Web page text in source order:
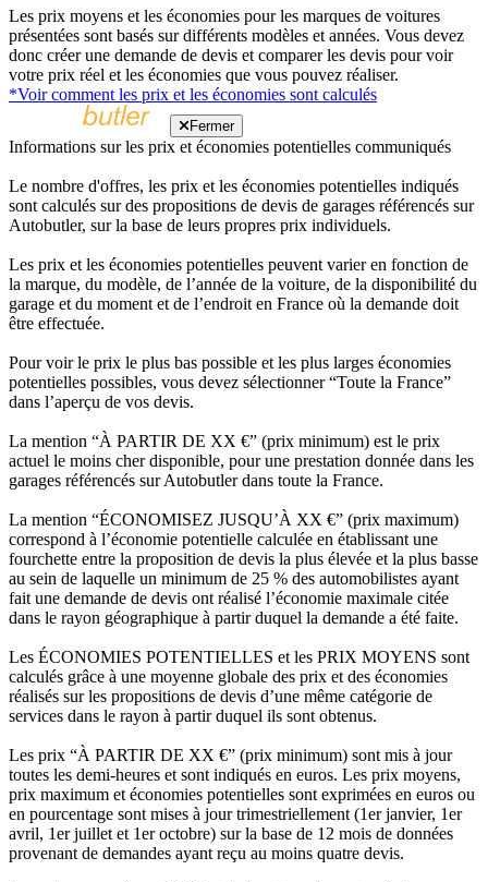
Les prix moyens et les économies pour les marques de voitures
présentées sont basés sur différents modèles et années. Vous devez
donc créer une demande de devis et comparer les devis pour voir
votre prix réel et les économies que vous pouvez réaliser.
*Voir comment les prix et les économies sont calculés
Fermer
Informations sur les prix et économies potentielles communiqués
Le nombre d'offres, les prix et les économies potentielles indiqués
sont calculés sur des propositions de devis de garages référencés sur
Autobutler, sur la base de leurs propres prix individuels.
Les prix et les économies potentielles peuvent varier en fonction de
la marque, du modèle, de l’année de la voiture, de la disponibilité du
garage et du moment et de l’endroit en France où la demande doit
être effectuée.
Pour voir le prix le plus bas possible et les plus larges économies
potentielles possibles, vous devez sélectionner “Toute la France”
dans l’aperçu de vos devis.
La mention “À PARTIR DE XX €” (prix minimum) est le prix
actuel le moins cher disponible, pour une prestation donnée dans les
garages référencés sur Autobutler dans toute la France.
La mention “ÉCONOMISEZ JUSQU’À XX €” (prix maximum)
correspond à l’économie potentielle calculée en établissant une
fourchette entre la proposition de devis la plus élevée et la plus basse
au sein de laquelle un minimum de 25 % des automobilistes ayant
fait une demande de devis ont réalisé l’économie maximale citée
dans le rayon géographique à partir duquel la demande a été faite.
Les ÉCONOMIES POTENTIELLES et les PRIX MOYENS sont
calculés grâce à une moyenne globale des prix et des économies
réalisés sur les propositions de devis d’une même catégorie de
services dans le rayon à partir duquel ils sont obtenus.
Les prix “À PARTIR DE XX €” (prix minimum) sont mis à jour
toutes les demi-heures et sont indiqués en euros. Les prix moyens,
prix maximum et économies potentielles sont exprimées en euros ou
en pourcentage sont mises à jour trimestriellement (1er janvier, 1er
avril, 1er juillet et 1er octobre) sur la base de 12 mois de données
provenant de demandes ayant reçu au moins quatre devis.